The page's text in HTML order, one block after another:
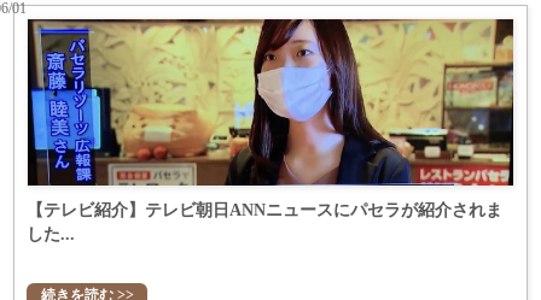
【テレビ紹介】テレビ朝日ANNニュースにパセラが紹介されま
した...
01
続きを読む >>